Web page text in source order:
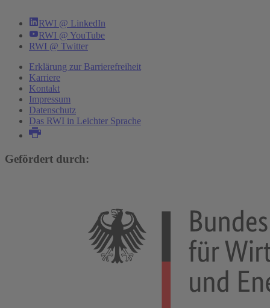
RWI @ LinkedIn
RWI @ YouTube
RWI @ Twitter
Erklärung zur Barrierefreiheit
Karriere
Kontakt
Impressum
Datenschutz
Das RWI in Leichter Sprache
Gefördert durch: